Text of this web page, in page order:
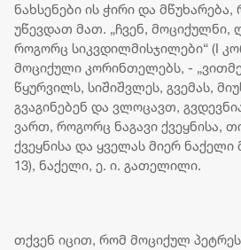
ნახსენები ის ჭირი და
უწევდათ მათ. „ჩვენ, მოციქულნი,
როგორც სიკვდილმისჯილები“ (I
მოციქული კორინთელებს, -
წყურვილს, სიშიშვლეს, გვემას,
გვაგინებენ და ვლოცავთ,
ვართ, როგორც ნაგავი ქვეყნისა,
ქვეყნისა და ყველას მიერ ნაქელი
13), ნაქელი, ე. ი. გათელილი.
თქვენ იცით, რომ მოციქულ